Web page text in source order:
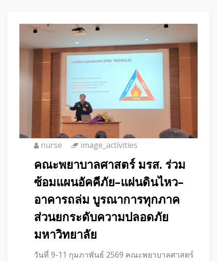
nurse image_activities
คณะพยาบาลศาสตร์ มรส. ร่วม
ซ้อมแผนอัคคีภัย–แผ่นดินไหว–
อาคารถล่ม บูรณาการทุกภาค
ส่วนยกระดับความปลอดภัย
มหาวิทยาลัย
วันที่ 9-11 กุมภาพันธ์ 2569 คณะพยาบาลศาสตร์